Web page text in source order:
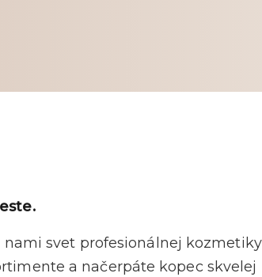
svet profesionálnej
a načerpáte kopec